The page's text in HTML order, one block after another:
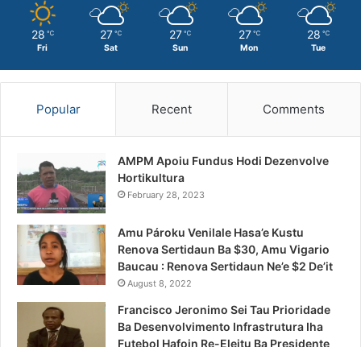
28 ℃
Fri
27 ℃
Sat
27 ℃
Sun
27 ℃
Mon
28 ℃
Tue
Popular Recent Comments
AMPM Apoiu Fundus Hodi Dezenvolve
Hortikultura
February 28, 2023
Amu Pároku Venilale Hasa’e Kustu
Renova Sertidaun Ba $30, Amu Vigario
Baucau : Renova Sertidaun Ne’e $2 De’it
August 8, 2022
Francisco Jeronimo Sei Tau Prioridade
Ba Desenvolvimento Infrastrutura Iha
Futebol Hafoin Re-Eleitu Ba Presidente